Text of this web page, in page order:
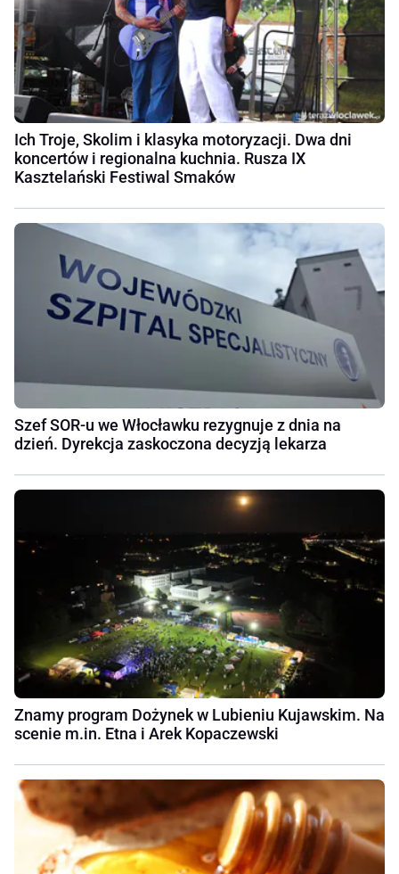
Ich Troje, Skolim i klasyka motoryzacji. Dwa dni
koncertów i regionalna kuchnia. Rusza IX
Kasztelański Festiwal Smaków
Szef SOR-u we Włocławku rezygnuje z dnia na
dzień. Dyrekcja zaskoczona decyzją lekarza
Znamy program Dożynek w Lubieniu Kujawskim. Na
scenie m.in. Etna i Arek Kopaczewski